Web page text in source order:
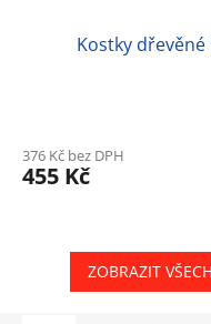
Kostky dřevěné
376 Kč bez DPH
455 Kč
ZOBRAZIT